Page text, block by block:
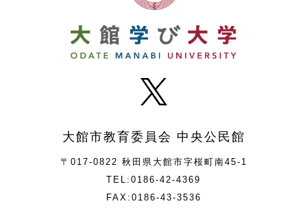
大館市教育委員会 中央公民館
〒017-0822 秋田県大館市字桜町南45-1
TEL:0186-42-4369
FAX:0186-43-3536